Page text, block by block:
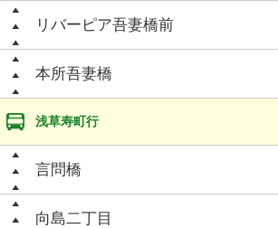
リバーピア吾妻橋前
本所吾妻橋
浅草寿町行
言問橋
向島二丁目